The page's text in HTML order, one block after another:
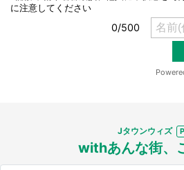
Jタウンウィズ
withあんな街、